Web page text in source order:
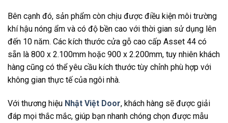
Bên cạnh đó, sản phẩm còn chịu được điều kiện môi trường
khí hậu nóng ẩm và có độ bền cao với thời gian sử dụng lên
đến 10 năm. Các kích thước cửa gỗ cao cấp Asset 44 có
sẵn là 800 x 2.100mm hoặc 900 x 2.200mm, tuy nhiên khách
hàng cũng có thể yêu cầu kích thước tùy chỉnh phù hợp với
không gian thực tế của ngôi nhà.
Với thương hiệu Nhật Việt Door, khách hàng sẽ được giải
đáp mọi thắc mắc, giúp bạn nhanh chóng chọn được mẫu